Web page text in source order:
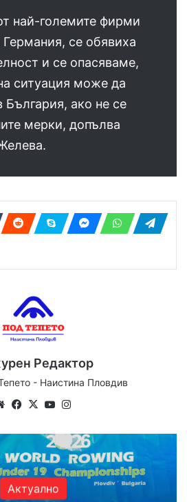
най-големите фирми
Германия, се обявиха
и се опасяваме,
ситуация може да
България, ако не се
мерки, допълва
Редактор
- Наистина Пловдив
WebsiteFacebook
X YouTube
Актуално